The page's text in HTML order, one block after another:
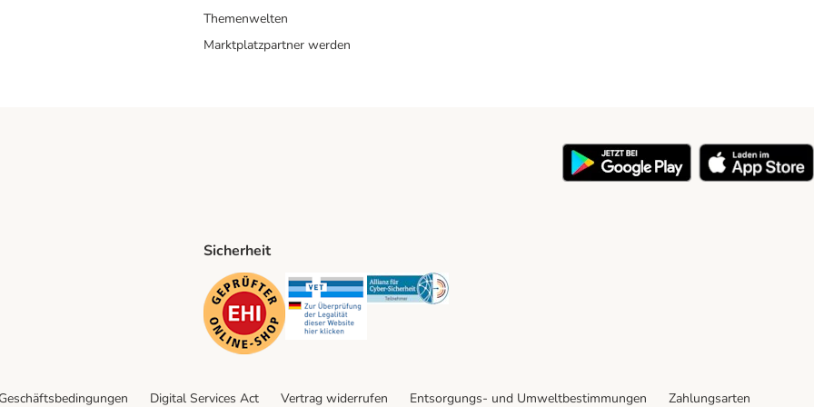
Themenwelten
Marktplatzpartner werden
Method
Sicherheit
Security Security Security
Digital Services Act Vertrag widerrufen Entsorgungs- und Umweltbestimmungen Zahlungsarten